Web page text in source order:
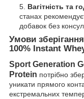
Вагітність та
станах
добавок без
Умови
100% Instant
Sport Generation
Protein потрібно
уникати прямого
екстремальних